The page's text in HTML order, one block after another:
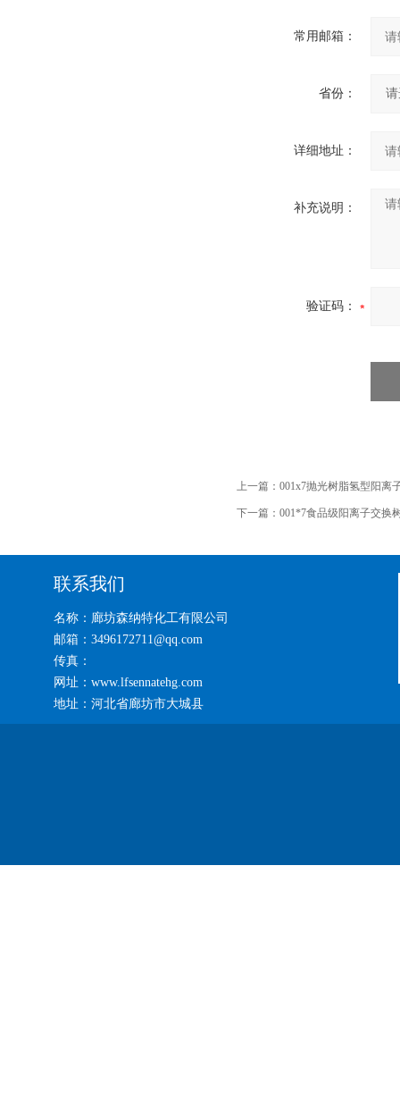
常用邮箱：
省份：
详细地址：
补充说明：
验证码：
上一篇： 001x7抛光树脂氢型阳离
下一篇： 001*7食品级阳离子交换
联系我们
名称：廊坊森纳特化工有限公司
邮箱：3496172711@qq.com
传真：
网址：www.lfsennatehg.com
地址：河北省廊坊市大城县